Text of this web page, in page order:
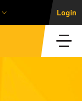
Login